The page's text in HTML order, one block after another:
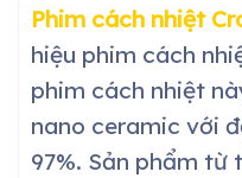
Phim cách nhiệt
hiệu phim cách
phim cách nhiệt
nano ceramic với
97%. Sản phẩm từ